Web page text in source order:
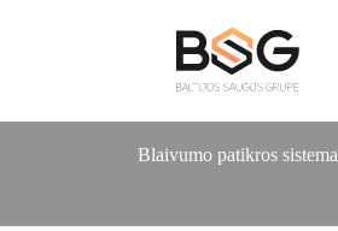
Blaivumo patikros sistema